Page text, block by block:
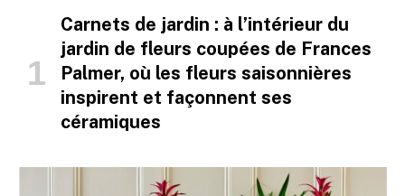
Carnets de jardin : à l’intérieur du
jardin de fleurs coupées de Frances
Palmer, où les fleurs saisonnières
inspirent et façonnent ses
céramiques